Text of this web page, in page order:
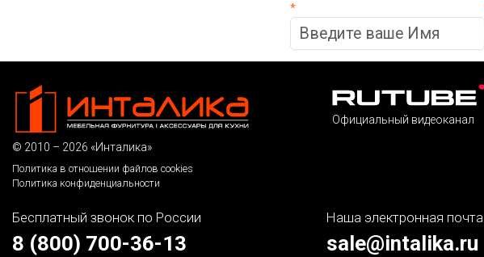
*
© 2010 – 2026 «Инталика»
Политика в отношении файлов cookies
Политика конфиденциальности
Официальный видеоканал
Бесплатный звонок по России
8 (800) 700-36-13
Наша электронная почта
sale@intalika.ru